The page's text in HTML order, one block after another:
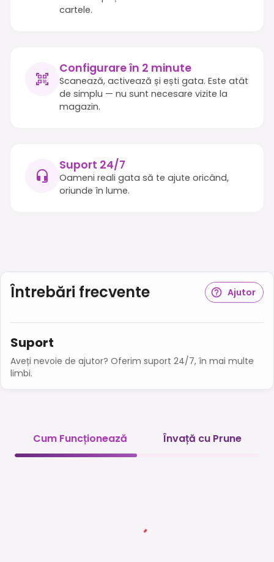
cartele.
Configurare în 2 minute
Scanează, activează și ești gata. Este atât
de simplu — nu sunt necesare vizite la
magazin.
Suport 24/7
Oameni reali gata să te ajute oricând,
oriunde în lume.
Întrebări frecvente Ajutor
Suport
Aveți nevoie de ajutor? Oferim suport 24/7, în mai multe
limbi.
Cum Funcționează Învață cu Prune